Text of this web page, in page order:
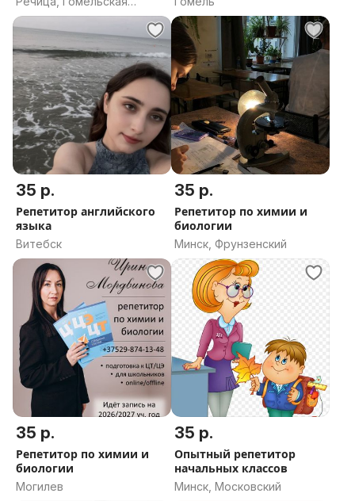
область
35 р.
Репетитор английского
языка
Витебск
35 р.
Репетитор по химии и
биологии
Минск, Фрунзенский
35 р.
Репетитор по химии и
биологии
Могилев
35 р.
Опытный репетитор
начальных классов
Минск, Московский